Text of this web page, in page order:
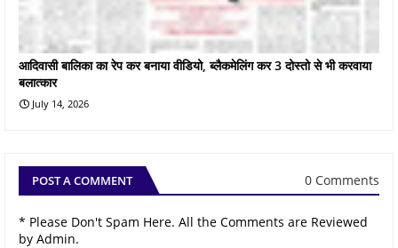
आदिवासी बालिका का रेप कर बनाया वीडियो, ब्लैकमेलिंग कर 3 दोस्तो से भी करवाया
बलात्कार
July 14, 2026
POST A COMMENT 0 Comments
* Please Don't Spam Here. All the Comments are Reviewed
by Admin.